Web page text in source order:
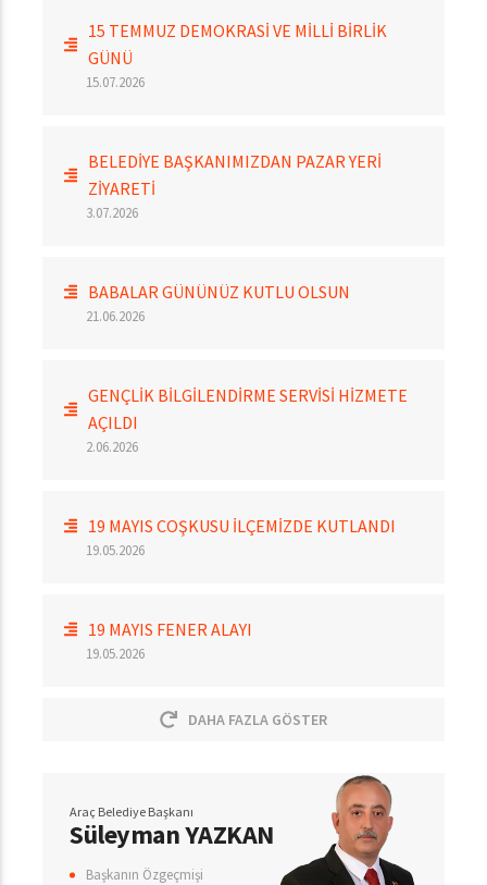
15 TEMMUZ DEMOKRASİ VE MİLLİ BİRLİK
GÜNÜ
15.07.2026
BELEDİYE BAŞKANIMIZDAN PAZAR YERİ
ZİYARETİ
3.07.2026
BABALAR GÜNÜNÜZ KUTLU OLSUN
21.06.2026
GENÇLİK BİLGİLENDİRME SERVİSİ HİZMETE
AÇILDI
2.06.2026
19 MAYIS COŞKUSU İLÇEMİZDE KUTLANDI
19.05.2026
19 MAYIS FENER ALAYI
19.05.2026
DAHA FAZLA GÖSTER
Araç Belediye Başkanı
Süleyman YAZKAN
Başkanın Özgeçmişi